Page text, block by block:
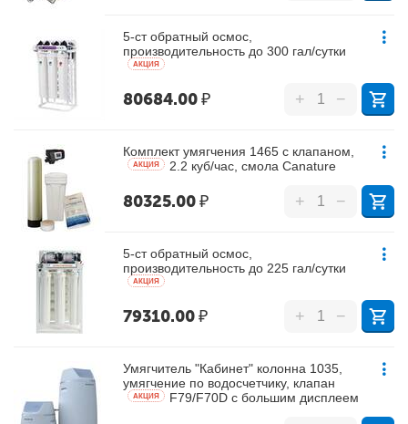
5-ст обратный осмос,
производительность до 300 гал/сутки
AКЦИЯ
80684.00₽ + −
Комплект умягчения 1465 с клапаном,
2.2 куб/час, смола Canature
AКЦИЯ
80325.00₽ + −
5-ст обратный осмос,
производительность до 225 гал/сутки
AКЦИЯ
79310.00₽ + −
Умягчитель "Кабинет" колонна 1035,
умягчение по водосчетчику, клапан
F79/F70D с большим дисплеем
AКЦИЯ